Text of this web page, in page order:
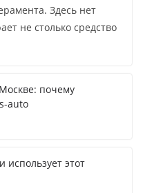
Здесь нет
не столько средство
почему
auto
использует этот